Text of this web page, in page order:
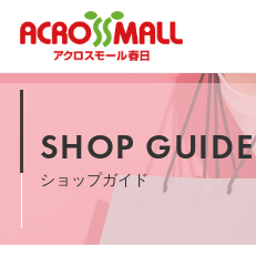
SHOP GUIDE
ショップガイド